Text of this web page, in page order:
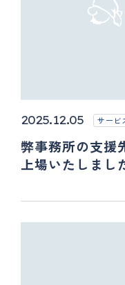
2025.12.05 サービ
弊事務所の支援
上場いたしまし